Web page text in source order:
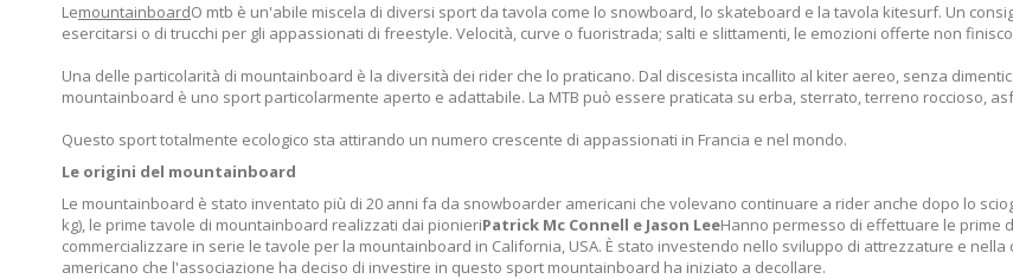
LemountainboardO mtb è un'abile miscela di diversi sport da tavola come lo snowboard, lo skateboard e la tavola kitesurf. Un
esercitarsi o di trucchi per gli appassionati di freestyle. Velocità, curve o fuoristrada; salti e slittamenti, le emozioni offerte non
Una delle particolarità di mountainboard è la diversità dei rider che lo praticano. Dal discesista incallito al kiter aereo, senza
mountainboard è uno sport particolarmente aperto e adattabile. La MTB può essere praticata su erba, sterrato, terreno roccioso,
Questo sport totalmente ecologico sta attirando un numero crescente di appassionati in Francia e nel mondo.
Le origini del mountainboard
Le mountainboard è stato inventato più di 20 anni fa da snowboarder americani che volevano continuare a rider anche dopo lo
kg), le prime tavole di mountainboard realizzati dai pionieriPatrick Mc Connell e Jason LeeHanno permesso di effettuare le prime
commercializzare in serie le tavole per la mountainboard in California, USA. È stato investendo nello sviluppo di attrezzature e
americano che l'associazione ha deciso di investire in questo sport mountainboard ha iniziato a decollare.